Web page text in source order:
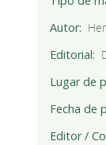
Autor
Editorial
Lugar de
Fecha de
Editor /